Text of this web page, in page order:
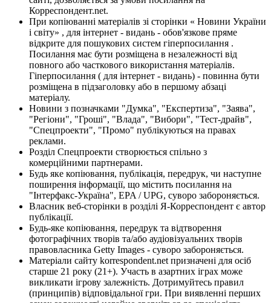
Корреспондент.net.
При копіюванні матеріалів зі сторінки « Новини України
і світу» , для інтернет - видань - обов'язкове пряме
відкрите для пошукових систем гіперпосилання .
Посилання має бути розміщена в незалежності від
повного або часткового використання матеріалів.
Гіперпосилання ( для інтернет - видань) - повинна бути
розміщена в підзаголовку або в першому абзаці
матеріалу.
Новини з позначками "Думка", "Експертиза", "Заява",
"Регіони", "Гроші", "Влада", "Вибори", "Тест-драйв",
"Спецпроекти", "Промо" публікуються на правах
реклами.
Розділ Спецпроекти створюється спільно з
комерційними партнерами.
Будь яке копіювання, публікація, передрук, чи наступне
поширення інформації, що містить посилання на
"Інтерфакс-Україна", EPA / UPG, суворо забороняється.
Власник веб-сторінки в розділі Я-Корреспондент є автор
публікації.
Будь-яке копіювання, передрук та відтворення
фотографічних творів та/або аудіовізуальних творів
правовласника Getty Images - суворо забороняється.
Матеріали сайту korrespondent.net призначені для осіб
старше 21 року (21+). Участь в азартних іграх може
викликати ігрову залежність. Дотримуйтесь правил
(принципів) відповідальної гри. При виявленні перших